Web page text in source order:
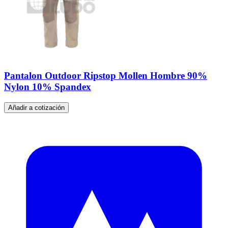
Pantalon Outdoor Ripstop Mollen Hombre 90%
Nylon 10% Spandex
Añadir a cotización